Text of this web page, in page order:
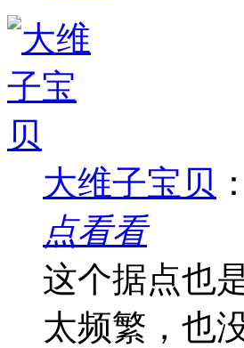
大维子宝贝 ：
点看看
这个据点也
太频繁，也